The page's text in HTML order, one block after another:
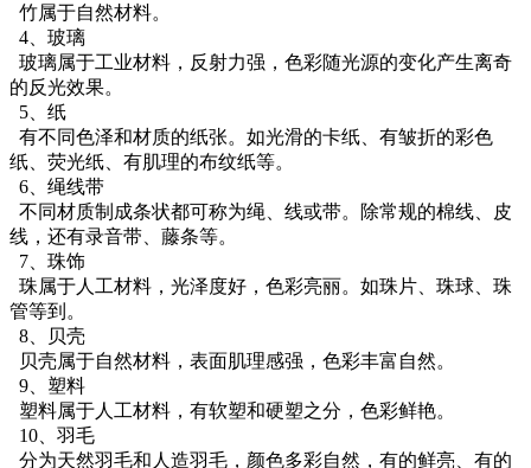
竹属于自然材料。
4、玻璃
玻璃属于工业材料，反射力强，色彩随光源的变化产生离奇
的反光效果。
5、纸
有不同色泽和材质的纸张。如光滑的卡纸、有皱折的彩色
纸、荧光纸、有肌理的布纹纸等。
6、绳线带
不同材质制成条状都可称为绳、线或带。除常规的棉线、皮
线，还有录音带、藤条等。
7、珠饰
珠属于人工材料，光泽度好，色彩亮丽。如珠片、珠球、珠
管等到。
8、贝壳
贝壳属于自然材料，表面肌理感强，色彩丰富自然。
9、塑料
塑料属于人工材料，有软塑和硬塑之分，色彩鲜艳。
10、羽毛
分为天然羽毛和人造羽毛，颜色多彩自然，有的鲜亮、有的